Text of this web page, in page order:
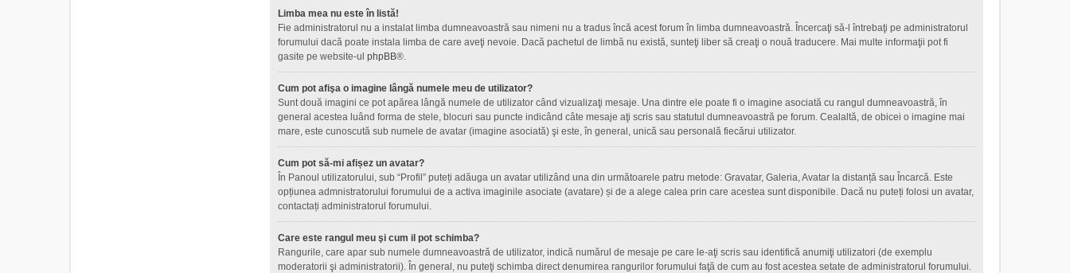
Limba mea nu este în listă!
Fie administratorul nu a instalat limba dumneavoastră sau nimeni nu a tradus încă acest forum în limba dumneavoastră. Încercaţi să-l întrebaţi pe administratorul
forumului dacă poate instala limba de care aveţi nevoie. Dacă pachetul de limbă nu există, sunteţi liber să creaţi o nouă traducere. Mai multe informaţii pot fi
gasite pe website-ul phpBB®.
Cum pot afişa o imagine lângă numele meu de utilizator?
Sunt două imagini ce pot apărea lângă numele de utilizator când vizualizaţi mesaje. Una dintre ele poate fi o imagine asociată cu rangul dumneavoastră, în
general acestea luând forma de stele, blocuri sau puncte indicând câte mesaje aţi scris sau statutul dumneavoastră pe forum. Cealaltă, de obicei o imagine mai
mare, este cunoscută sub numele de avatar (imagine asociată) şi este, în general, unică sau personală fiecărui utilizator.
Cum pot să-mi afișez un avatar?
În Panoul utilizatorului, sub “Profil” puteți adăuga un avatar utilizând una din următoarele patru metode: Gravatar, Galeria, Avatar la distanță sau Încarcă. Este
opțiunea admnistratorului forumului de a activa imaginile asociate (avatare) și de a alege calea prin care acestea sunt disponibile. Dacă nu puteți folosi un avatar,
contactați administratorul forumului.
Care este rangul meu şi cum il pot schimba?
Rangurile, care apar sub numele dumneavoastră de utilizator, indică numărul de mesaje pe care le-aţi scris sau identifică anumiţi utilizatori (de exemplu
moderatorii şi administratorii). În general, nu puteţi schimba direct denumirea rangurilor forumului faţă de cum au fost acestea setate de administratorul forumului.